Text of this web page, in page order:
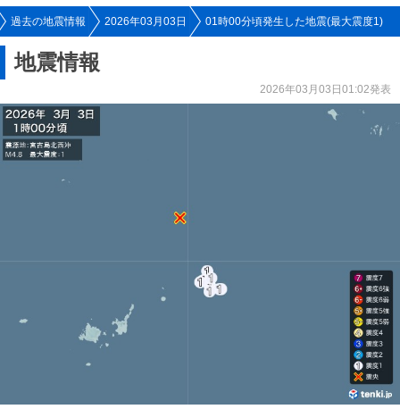
過去の地震情報 2026年03月03日 01時00分頃発生した地震(最大震度1)
地震情報
2026年03月03日01:02発表